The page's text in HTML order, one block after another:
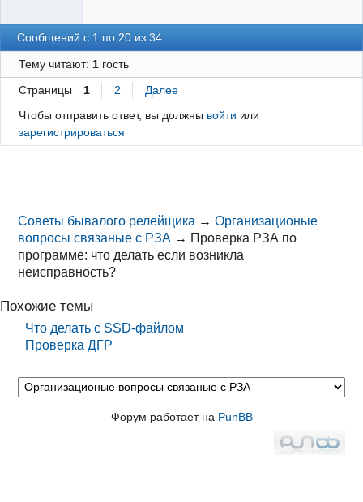
Сообщений с 1 по 20 из 34
Тему читают: 1гость
Страницы 1 2
Далее
Чтобы отправить ответ, вы должны войти или
зарегистрироваться
Советы бывалого релейщика →Организационые
вопросы связаные с РЗА → Проверка РЗА по
программе: что делать если возникла
неисправность?
Похожие темы
Что делать с SSD-файлом
Проверка ДГР
Форум работает на PunBB